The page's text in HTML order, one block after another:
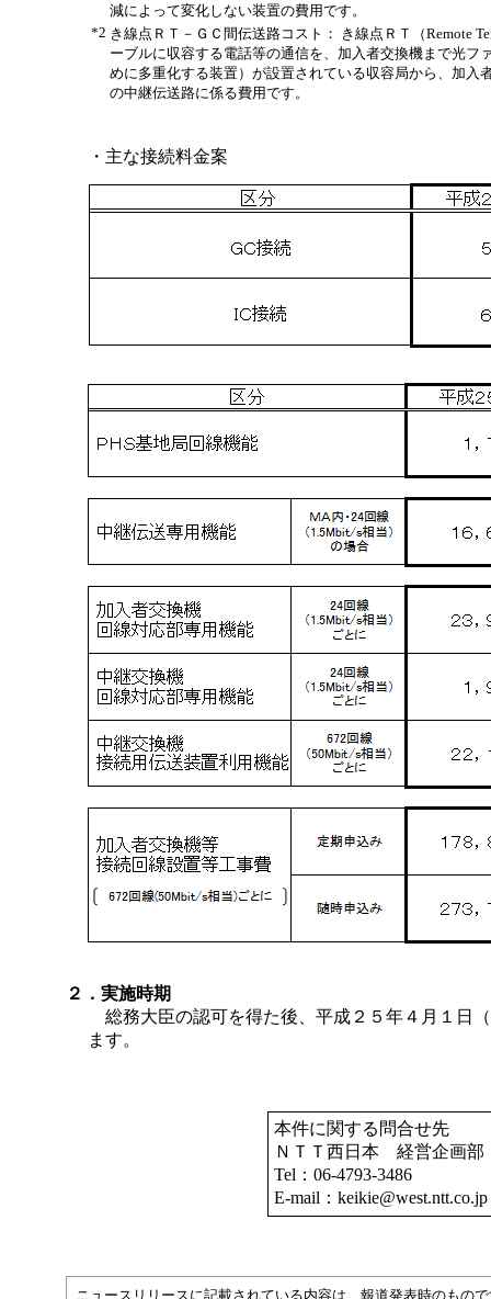
減によって変化しない装置の費用です。
*2 き線点ＲＴ－ＧＣ間伝送路コスト： き線点ＲＴ（Remote
ーブルに収容する電話等の通信を、加入者交換機まで光フ
めに多重化する装置）が設置されている収容局から、加入
の中継伝送路に係る費用です。
・主な接続料金案
２．実施時期
総務大臣の認可を得た後、平成２５年４月１日
ます。
本件に関する問合せ先
ＮＴＴ西日本 経営企画
Tel：06-4793-3486
E-mail：keikie@west.ntt.co.jp
ニュースリリースに記載されている内容は、報道発表時のもの